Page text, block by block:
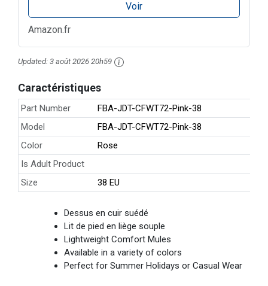
Voir
Amazon.fr
Updated: 3 août 2026 20h59
Caractéristiques
Part Number
FBA-JDT-CFWT72-Pink-38
Model
FBA-JDT-CFWT72-Pink-38
Color
Rose
Is Adult Product
Size
38 EU
Dessus en cuir suédé
Lit de pied en liège souple
Lightweight Comfort Mules
Available in a variety of colors
Perfect for Summer Holidays or Casual Wear